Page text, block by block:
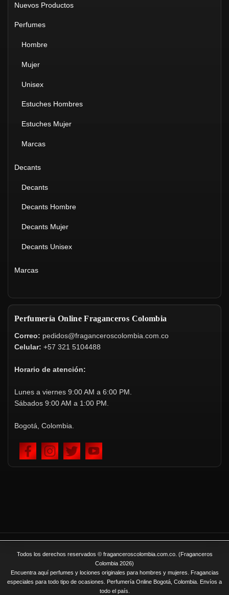
Nuevos Productos
Perfumes
Hombre
Mujer
Unisex
Estuches Hombres
Estuches Mujer
Marcas
Decants
Decants
Decants Hombre
Decants Mujer
Decants Unisex
Marcas
Perfumería Online Fraganceros Colombia
Correo: pedidos@fraganceroscolombia.com.co
Celular: +57 321 5104488
Horario de atención:
Lunes a viernes 9:00 AM a 6:00 PM.
Sábados 9:00 AM a 1:00 PM.
Bogotá, Colombia.
Todos los derechos reservados © fraganceroscolombia.com.co. (Fraganceros
Colombia 2026)
Encuentra aquí perfumes y lociones originales para hombres y mujeres. Fragancias
especiales para todo tipo de ocasiones. Perfumería Online Bogotá, Colombia. Envíos a
todo el país.